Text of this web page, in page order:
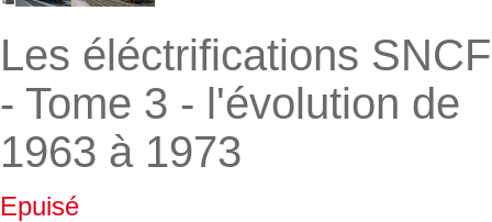
Les éléctrifications SNCF
- Tome 3 - l'évolution de
1963 à 1973
Epuisé